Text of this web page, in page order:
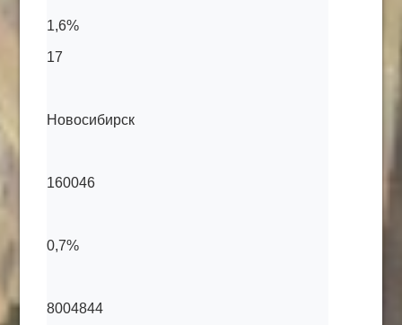
1,6%
17
Новосибирск
160046
0,7%
8004844